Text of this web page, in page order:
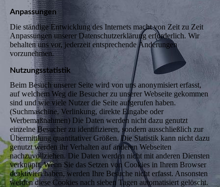
Anpassungen
Die ständige Entwicklung des Internets macht von Zeit zu Zeit
Anpassungen unserer Datenschutzerklärung erforderlich. Wir
behalten uns vor, jederzeit entsprechende Änderungen
vorzunehmen.
Nutzungsstatistik
Beim Besuch unserer Seite wird von uns anonymisiert erfasst,
auf welchem Weg die Besucher zu unserer Webseite gekommen
sind und wie viele Nutzer die Seite aufgerufen haben.
(Suchmaschine, Verlinkung, direkte Eingabe oder
Werbemaßnahmen) Die Daten werden nicht dazu genutzt
einzelne Besucher zu identifizieren, sondern ausschließlich zur
Übermittlung quantitativer Größen. Die Statistik kann nicht dazu
genutzt werden ihr Verhalten auf anderen Webseiten
nachzuvollziehen. Die Daten werden nicht mit anderen Diensten
verknüpft. Wenn Sie das Setzen von Cookies in Ihrem Browser
deaktiviert haben, werden Ihre Besuche nicht erfasst. Ansonsten
werden diese Cookies nach sieben Tagen automatisiert gelöscht.